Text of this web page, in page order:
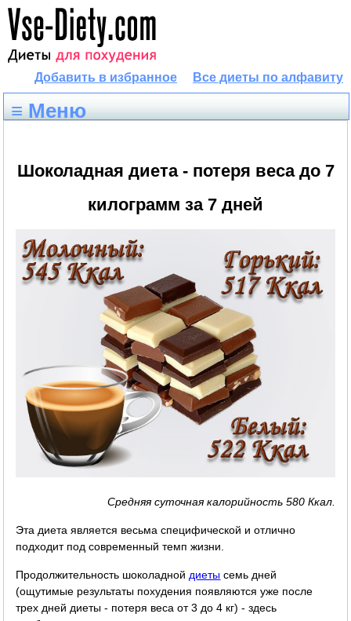
Все диеты по алфавиту
Добавить в избранное
≡ Меню
Шоколадная диета - потеря веса до 7
килограмм за 7 дней
Средняя суточная калорийность 580 Ккал.
Эта диета является весьма специфической и отлично
подходит под современный темп жизни.
Продолжительность шоколадной диеты семь дней
(ощутимые результаты похудения появляются уже после
трех дней диеты - потеря веса от 3 до 4 кг) - здесь